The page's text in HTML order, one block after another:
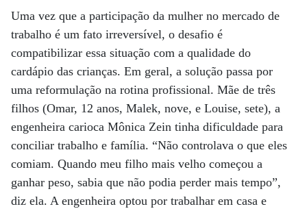
Uma vez que a participação da mulher no mercado de
trabalho é um fato irreversível, o desafio é
compatibilizar essa situação com a qualidade do
cardápio das crianças. Em geral, a solução passa por
uma reformulação na rotina profissional. Mãe de três
filhos (Omar, 12 anos, Malek, nove, e Louise, sete), a
engenheira carioca Mônica Zein tinha dificuldade para
conciliar trabalho e família. “Não controlava o que eles
comiam. Quando meu filho mais velho começou a
ganhar peso, sabia que não podia perder mais tempo”,
diz ela. A engenheira optou por trabalhar em casa e